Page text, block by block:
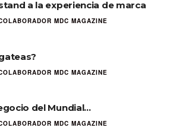
a la experiencia de marca
MDC MAGAZINE
MDC MAGAZINE
del Mundial…
MDC MAGAZINE